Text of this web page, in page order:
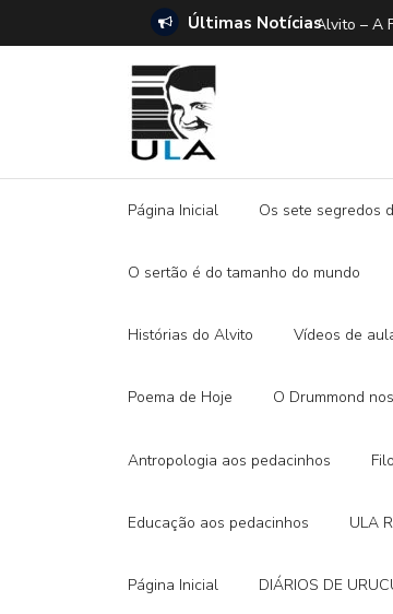
Últimas Notícias
E A DITADURA DIGITAL Histórias
Página Inicial Os sete segredos
O sertão é do tamanho do mundo
Histórias do Alvito Vídeos de
Poema de Hoje O Drummond
Antropologia aos pedacinhos
Educação aos pedacinhos ULA
Página Inicial DIÁRIOS DE